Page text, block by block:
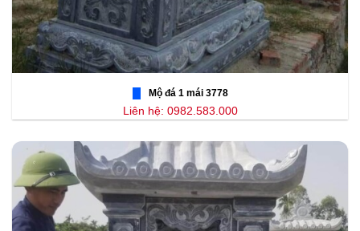
Mộ đá 1 mái 3778
Liên hệ: 0982.583.000